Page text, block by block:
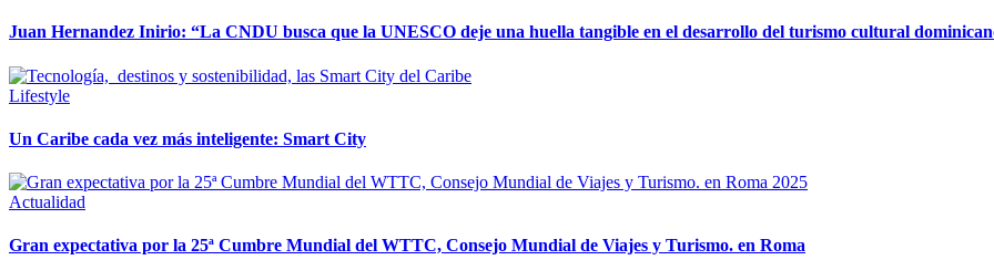
Juan Hernandez Inirio: “La CNDU busca que la UNESCO deje una huella tangible en el desarrollo del turismo cultural
Lifestyle
Un Caribe cada vez más inteligente: Smart City
Actualidad
Gran expectativa por la 25ª Cumbre Mundial del WTTC, Consejo Mundial de Viajes y Turismo. en Roma